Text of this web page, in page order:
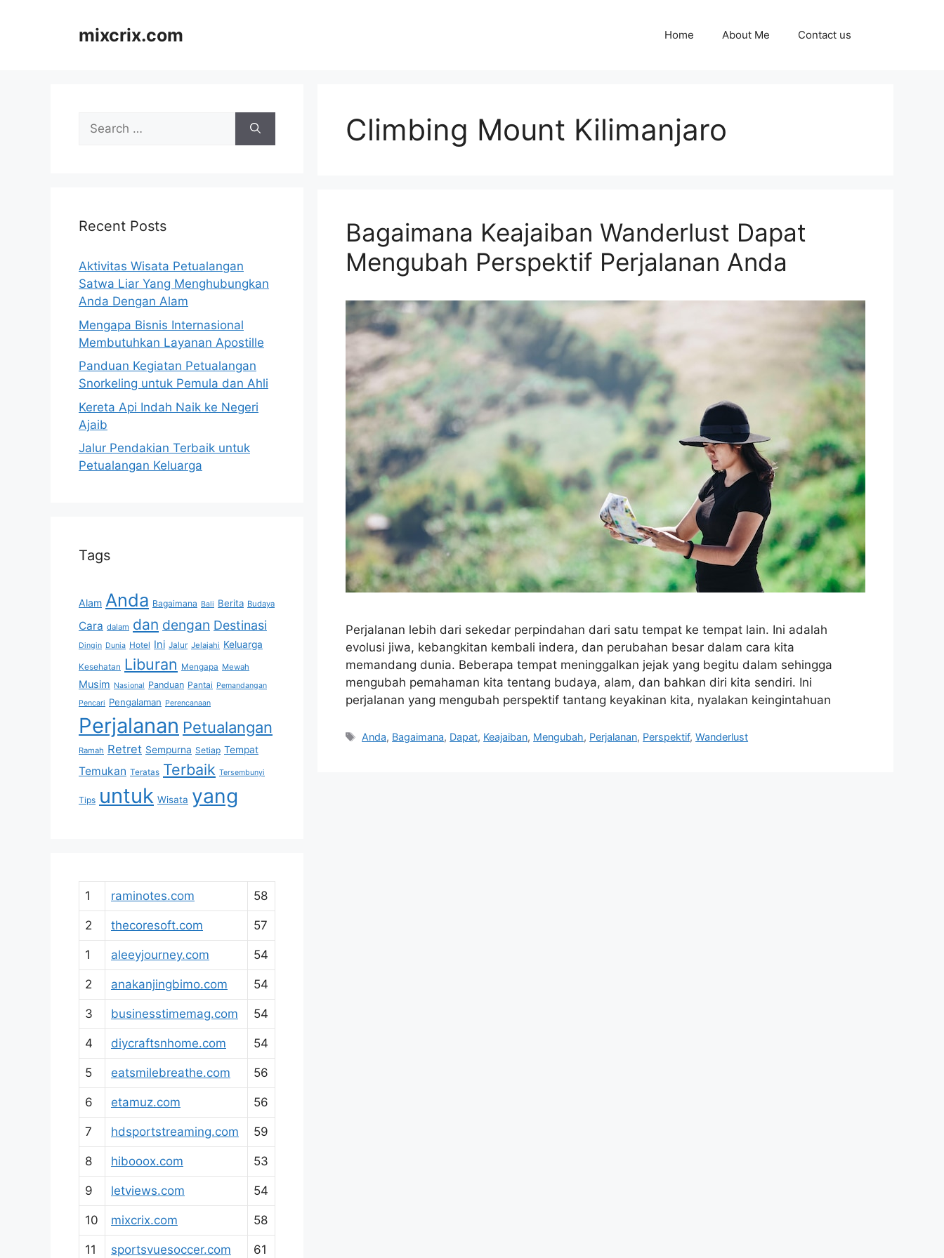
mixcrix.com Home About Me Contact us
Climbing Mount Kilimanjaro
Bagaimana Keajaiban Wanderlust Dapat
Mengubah Perspektif Perjalanan Anda
Perjalanan lebih dari sekedar perpindahan dari satu tempat ke tempat lain. Ini adalah
evolusi jiwa, kebangkitan kembali indera, dan perubahan besar dalam cara kita
memandang dunia. Beberapa tempat meninggalkan jejak yang begitu dalam sehingga
mengubah pemahaman kita tentang budaya, alam, dan bahkan diri kita sendiri. Ini
perjalanan yang mengubah perspektif tantang keyakinan kita, nyalakan keingintahuan
Tags
Anda, Bagaimana, Dapat, Keajaiban, Mengubah, Perjalanan, Perspektif,Wanderlust
Search
for:
Recent Posts
Aktivitas Wisata Petualangan
Satwa Liar Yang Menghubungkan
Anda Dengan Alam
Mengapa Bisnis Internasional
Membutuhkan Layanan Apostille
Panduan Kegiatan Petualangan
Snorkeling untuk Pemula dan Ahli
Kereta Api Indah Naik ke Negeri
Ajaib
Jalur Pendakian Terbaik untuk
Petualangan Keluarga
Tags
Alam Anda Bagaimana Bali Berita Budaya
Cara dalam dan dengan Destinasi
Dingin Dunia Hotel Ini Jalur Jelajahi Keluarga
Kesehatan Liburan Mengapa Mewah
Musim Nasional Panduan Pantai Pemandangan
Pencari Pengalaman Perencanaan
Perjalanan Petualangan
Ramah Retret Sempurna Setiap Tempat
Temukan Teratas Terbaik Tersembunyi
Tips untuk Wisata yang
1 raminotes.com 58
2 thecoresoft.com 57
1 aleeyjourney.com 54
2 anakanjingbimo.com 54
3 businesstimemag.com 54
4 diycraftsnhome.com 54
5 eatsmilebreathe.com 56
6 etamuz.com 56
7 hdsportstreaming.com 59
8 hibooox.com 53
9 letviews.com 54
10 mixcrix.com 58
11 sportsvuesoccer.com 61